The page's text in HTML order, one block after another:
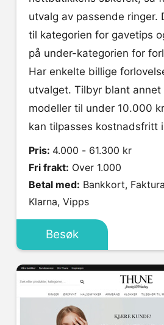
utvalg av passende ringer.
til kategorien for gavetips
på under-kategorien for
Har enkelte billige
utvalget. Tilbyr blant annet
modeller til under 10.000
kan tilpasses kostnadsfritt
Pris: 4.000 - 61.300 kr
Fri frakt: Over 1.000
Betal med:
Klarna, Vipps
Besøk